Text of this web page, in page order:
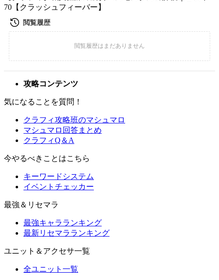
70【クラッシュフィーバー】
攻略コンテンツ
気になることを質問！
クラフィ攻略班のマシュマロ
マシュマロ回答まとめ
クラフィQ＆A
今やるべきことはこちら
キーワードシステム
イベントチェッカー
最強＆リセマラ
最強キャラランキング
最新リセマラランキング
ユニット＆アクセサ一覧
全ユニット一覧